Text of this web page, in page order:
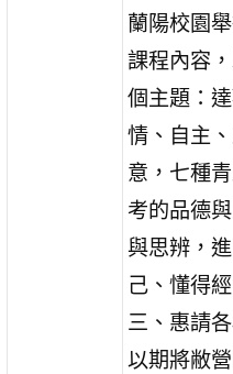
蘭陽校園
課程內容
個主題：
情、自主
意，七種
考的品德
與思辨，
己、懂得
三、惠請
以期將敝